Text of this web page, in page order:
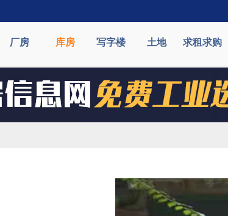
厂房 库房 写字楼 土地 求租求购